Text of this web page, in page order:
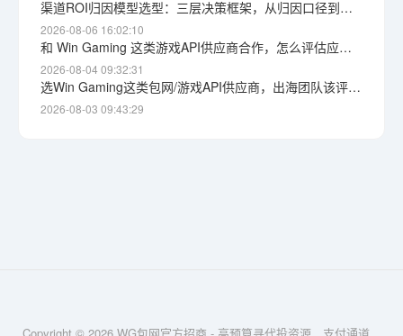
渠道ROI归因模型选型：三层决策框架，从归因口径到获客成本上限
2026-08-06 16:02:10
和 Win Gaming 这类游戏API供应商合作，怎么评估应急响应能力？根因定位与自保思路
2026-08-04 09:32:31
选Win Gaming这类包网/游戏API供应商，出海团队该评估哪些维度
2026-08-03 09:43:29
Copyright © 2026 WG包网官方招商 - 高预算寻代投资源、支付通道、